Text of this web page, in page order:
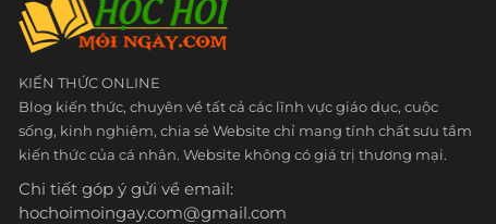
KIẾN THỨC ONLINE
Blog kiến thức, chuyên về tất cả các lĩnh vực giáo dục, cuộc
sống, kinh nghiệm, chia sẻ Website chỉ mang tính chất sưu tầm
kiến thức của cá nhân. Website không có giá trị thương mại.
Chi tiết góp ý gửi về email:
hochoimoingay.com@gmail.com